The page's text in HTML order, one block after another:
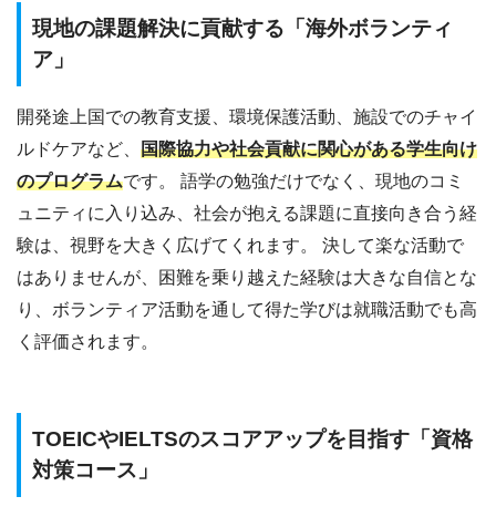
現地の課題解決に貢献する「海外ボランティ
ア」
開発途上国での教育支援、環境保護活動、施設でのチャイ
ルドケアなど、 国際協力や社会貢献に関心がある学生向け
のプログラムです。 語学の勉強だけでなく、現地のコミ
ュニティに入り込み、社会が抱える課題に直接向き合う経
験は、視野を大きく広げてくれます。 決して楽な活動で
はありませんが、困難を乗り越えた経験は大きな自信とな
り、ボランティア活動を通して得た学びは就職活動でも高
く評価されます。
TOEICやIELTSのスコアアップを目指す「資格
対策コース」